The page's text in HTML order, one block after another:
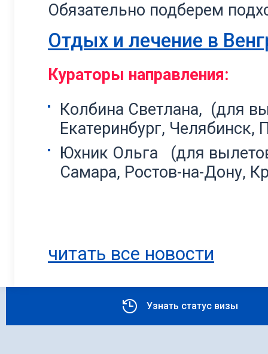
Обязательно подберем
Отдых и лечение в
Кураторы направления:
Колбина Светлана, (для
Екатеринбург,
Юхник Ольга (для
Самара, Ростов-на-Дону,
читать все новости
Узнать статус визы